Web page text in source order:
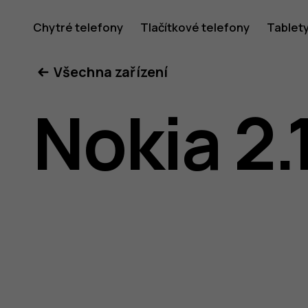
příručka
k
Chytré telefony Tlačítkové telefony
Všechna zařízení
Nokia